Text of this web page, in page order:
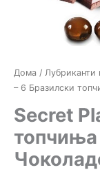
Дома / Лубриканти
– 6 Бразилски
Secret